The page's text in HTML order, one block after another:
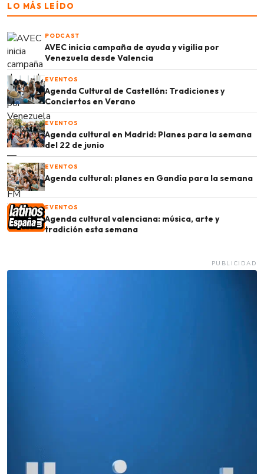
LO MÁS LEÍDO
PODCAST
AVEC inicia campaña de ayuda y vigilia por
Venezuela desde Valencia
EVENTOS
Agenda Cultural de Castellón: Tradiciones y
Conciertos en Verano
EVENTOS
Agenda cultural en Madrid: Planes para la semana
del 22 de junio
EVENTOS
Agenda cultural: planes en Gandía para la semana
EVENTOS
Agenda cultural valenciana: música, arte y
tradición esta semana
PUBLICIDAD